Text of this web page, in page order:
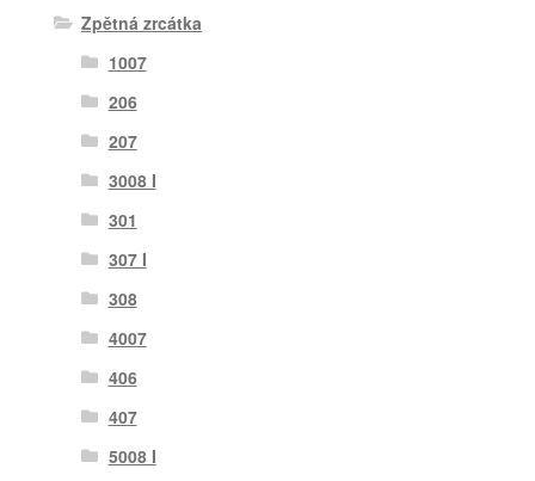
Zpětná zrcátka
1007
206
207
3008 I
301
307 I
308
4007
406
407
5008 I